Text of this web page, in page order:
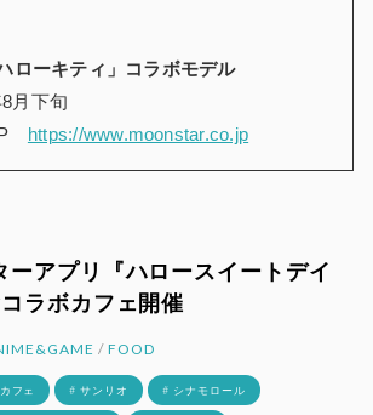
ローキティ」コラボモデル
月下旬
https://www.moonstar.co.jp
ーアプリ『ハロースイートデイ
ラボカフェ開催
/ FOOD
フェ # サンリオ # シナモロール